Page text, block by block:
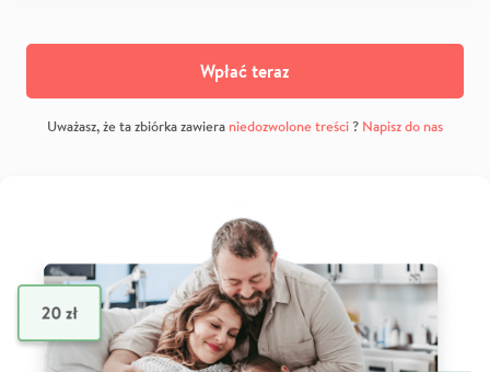
Wpłać teraz
Uważasz, że ta zbiórka zawiera niedozwolone treści? Napisz do nas